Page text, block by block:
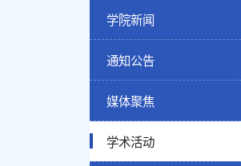
学院新闻
通知公告
媒体聚焦
学术活动